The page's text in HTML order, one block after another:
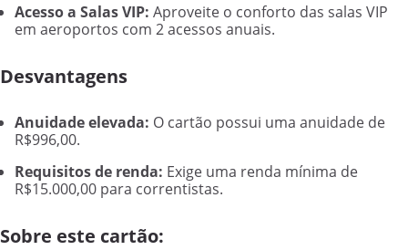
Acesso a Salas VIP: Aproveite o conforto das salas VIP
em aeroportos com 2 acessos anuais.
Desvantagens
Anuidade elevada: O cartão possui uma anuidade de
R$996,00.
Requisitos de renda: Exige uma renda mínima de
R$15.000,00 para correntistas.
Sobre este cartão: